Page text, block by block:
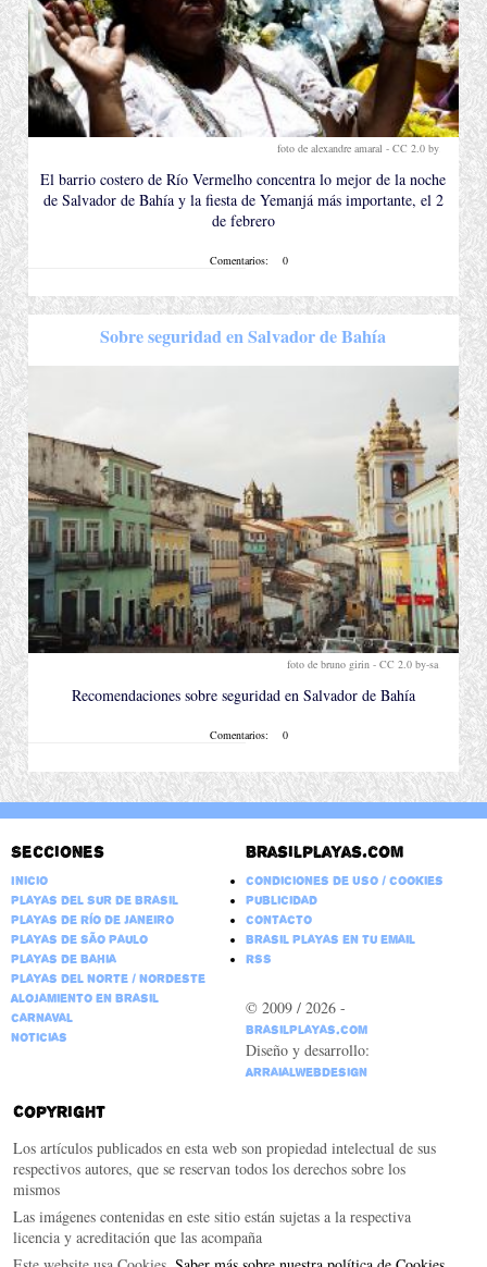
foto de alexandre amaral -CC 2.0 by.
El barrio costero de Río Vermelho concentra lo mejor de la noche
de Salvador de Bahía y la fiesta de Yemanjá más importante, el 2
de febrero
Comentarios: 0
Sobre seguridad en Salvador de Bahía
foto de bruno girin -CC 2.0 by-sa
Recomendaciones sobre seguridad en Salvador de Bahía
Comentarios: 0
Secciones
Inicio
Playas del Sur de Brasil
Playas de Río de Janeiro
Playas de São Paulo
Playas de Bahia
Playas del Norte / Nordeste
Alojamiento en Brasil
Carnaval
Noticias
Brasilplayas.com
Condiciones de Uso / Cookies
Publicidad
Contacto
Brasil Playas en tu email
RSS
© 2009 / 2026 -
BrasilPlayas.com
Diseño y desarrollo:
ArraialWebDesign
Copyright
Los artículos publicados en esta web son propiedad intelectual de sus
respectivos autores, que se reservan todos los derechos sobre los
mismos
Las imágenes contenidas en este sitio están sujetas a la respectiva
licencia y acreditación que las acompaña